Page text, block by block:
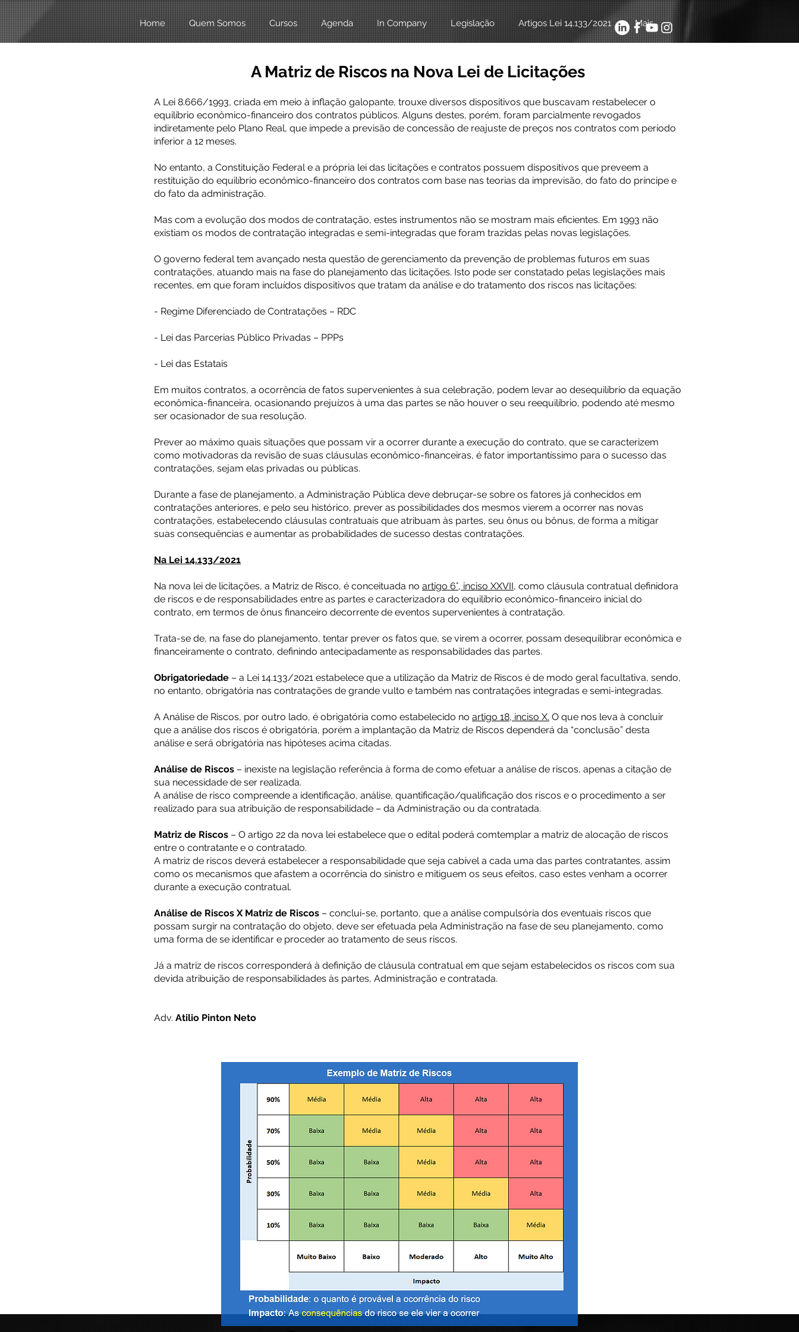
Home Quem Somos Cursos Agenda In Company Legislação Artigos Lei 14.133/2021 Mais
A Matriz de Riscos na Nova Lei de Licitações
A Lei 8.666/1993, criada em meio à inflação galopante, trouxe diversos dispositivos que buscavam restabelecer o
equilíbrio econômico-financeiro dos contratos públicos. Alguns destes, porém, foram parcialmente revogados
indiretamente pelo Plano Real, que impede a previsão de concessão de reajuste de preços nos contratos com período
inferior a 12 meses.
No entanto, a Constituição Federal e a própria lei das licitações e contratos possuem dispositivos que preveem a
restituição do equilíbrio econômico-financeiro dos contratos com base nas teorias da imprevisão, do fato do príncipe e
do fato da administração.
Mas com a evolução dos modos de contratação, estes instrumentos não se mostram mais eficientes. Em 1993 não
existiam os modos de contratação integradas e semi-integradas que foram trazidas pelas novas legislações.
O governo federal tem avançado nesta questão de gerenciamento da prevenção de problemas futuros em suas
contratações, atuando mais na fase do planejamento das licitações. Isto pode ser constatado pelas legislações mais
recentes, em que foram incluídos dispositivos que tratam da análise e do tratamento dos riscos nas licitações:
- Regime Diferenciado de Contratações – RDC
- Lei das Parcerias Público Privadas – PPPs
- Lei das Estatais
Em muitos contratos, a ocorrência de fatos supervenientes à sua celebração, podem levar ao desequilíbrio da equação
econômica-financeira, ocasionando prejuízos à uma das partes se não houver o seu reequilíbrio, podendo até mesmo
ser ocasionador de sua resolução.
Prever ao máximo quais situações que possam vir a ocorrer durante a execução do contrato, que se caracterizem
como motivadoras da revisão de suas cláusulas econômico-financeiras, é fator importantíssimo para o sucesso das
contratações, sejam elas privadas ou públicas.
Durante a fase de planejamento, a Administração Pública deve debruçar-se sobre os fatores já conhecidos em
contratações anteriores, e pelo seu histórico, prever as possibilidades dos mesmos vierem a ocorrer nas novas
contratações, estabelecendo cláusulas contratuais que atribuam às partes, seu ônus ou bônus, de forma a mitigar
suas consequências e aumentar as probabilidades de sucesso destas contratações.
Na Lei 14.133/2021
Na nova lei de licitações, a Matriz de Risco, é conceituada no artigo 6°, inciso XXVII, como cláusula contratual definidora
de riscos e de responsabilidades entre as partes e caracterizadora do equilíbrio econômico-financeiro inicial do
contrato, em termos de ônus financeiro decorrente de eventos supervenientes à contratação.
Trata-se de, na fase do planejamento, tentar prever os fatos que, se virem a ocorrer, possam desequilibrar econômica e
financeiramente o contrato, definindo antecipadamente as responsabilidades das partes.
Obrigatoriedade – a Lei 14.133/2021 estabelece que a utilização da Matriz de Riscos é de modo geral facultativa, sendo,
no entanto, obrigatória nas contratações de grande vulto e também nas contratações integradas e semi-integradas.
A Análise de Riscos, por outro lado, é obrigatória como estabelecido no artigo 18, inciso X. O que nos leva à concluir
que a análise dos riscos é obrigatória, porém a implantação da Matriz de Riscos dependerá da “conclusão” desta
análise e será obrigatória nas hipóteses acima citadas.
Análise de Riscos – inexiste na legislação referência à forma de como efetuar a análise de riscos, apenas a citação de
sua necessidade de ser realizada.
A análise de risco compreende a identificação, análise, quantificação/qualificação dos riscos e o procedimento a ser
realizado para sua atribuição de responsabilidade – da Administração ou da contratada.
Matriz de Riscos – O artigo 22 da nova lei estabelece que o edital poderá comtemplar a matriz de alocação de riscos
entre o contratante e o contratado.
A matriz de riscos deverá estabelecer a responsabilidade que seja cabível a cada uma das partes contratantes, assim
como os mecanismos que afastem a ocorrência do sinistro e mitiguem os seus efeitos, caso estes venham a ocorrer
durante a execução contratual.
Análise de Riscos X Matriz de Riscos – conclui-se, portanto, que a análise compulsória dos eventuais riscos que
possam surgir na contratação do objeto, deve ser efetuada pela Administração na fase de seu planejamento, como
uma forma de se identificar e proceder ao tratamento de seus riscos.
Já a matriz de riscos corresponderá à definição de cláusula contratual em que sejam estabelecidos os riscos com sua
devida atribuição de responsabilidades às partes, Administração e contratada.
Adv. Atilio Pinton Neto